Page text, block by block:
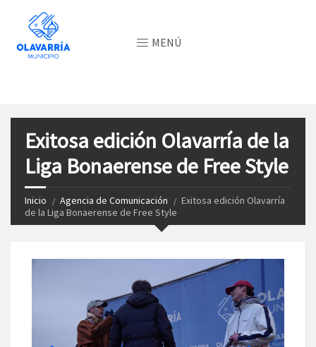
MENÚ
Exitosa edición Olavarría de la
Liga Bonaerense de Free Style
Inicio Agencia de Comunicación
Exitosa edición Olavarría
de la Liga Bonaerense de Free Style